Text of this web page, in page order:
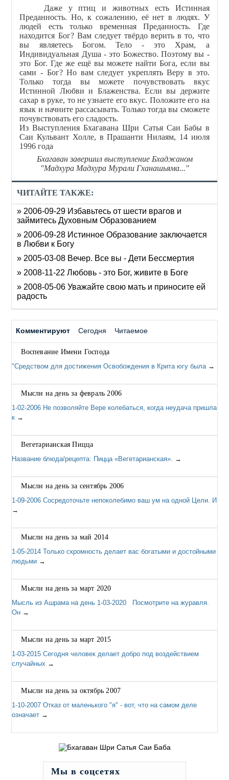
Даже у птиц и животных есть Истинная
Преданность. Но, к сожалению, её нет в людях. У
людей есть только временная Преданность. Где
находится Бог? Вам следует твёрдо верить в то, что
вы являетесь Богом. Тело - это Храм, а
Индивидуальная Душа - это Божество. Поэтому вы -
это Бог. Где же ещё вы можете найти Бога, если вы
сами - Бог? Но вам следует укреплять Веру в это.
Только тогда вы можете почувствовать вкус
Истинной Любви и Блаженства. Если вы держите
сахар в руке, то не узнаете его вкус. Положите его на
язык и начните рассасывать. Только тогда вы сможете
почувствовать его сладость.
Из Выступления Бхагавана Шри Сатья Саи Бабы в
Саи Кульвант Холле, в Прашанти Нилаям, 14 июля
1996 года
Бхагаван завершил выступление Бхаджаном
"Мадхура Мадхура Мурали Гханашьяма..."
ЧИТАЙТЕ ТАКЖЕ:
» 2006-09-29 Избавьтесь от шести врагов и
займитесь Духовным Образованием
» 2006-09-28 Истинное Образование заключается
в Любви к Богу
» 2005-03-08 Вечер. Все вы - Дети Бессмертия
» 2008-11-22 Любовь - это Бог, живите в Боге
» 2008-05-06 Уважайте свою мать и приносите ей
радость
Комментируют Сегодня Читаемое
Воспевание Имени Господа
"Средством для достижения Освобождения в Крита югу была→
Мысли на день за февраль 2006
1-02-2006 Не позволяйте Вере колебаться, когда неудача пришла
к →
Вегетарианская Пицца
Название блюда/рецепта: Пицца «Вегетарианская». →
Мысли на день за сентябрь 2006
1-09-2006 Сосредоточьте непоколебимо ваш ум на одной Цели. И
→
Мысли на день за май 2014
1-05-2014 Только скромность делает вас богатыми и достойными
людьми →
Мысли на день за март 2020
Мысль из Ашрама на день 1-03-2020 Посмотрите на журавля.
Он →
Мысли на день за март 2015
1-03-2015 Сегодня человек делает добро под воздействием
случайных →
Мысли на день за октябрь 2007
1-10-2007 Отказ от маленького "я" - вот, что на самом деле
означает →
Мы в соцсетях